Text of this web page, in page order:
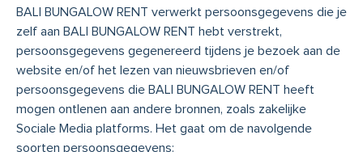
BALI BUNGALOW RENT verwerkt persoonsgegevens die je
zelf aan BALI BUNGALOW RENT hebt verstrekt,
persoonsgegevens gegenereerd tijdens je bezoek aan de
website en/of het lezen van nieuwsbrieven en/of
persoonsgegevens die BALI BUNGALOW RENT heeft
mogen ontlenen aan andere bronnen, zoals zakelijke
Sociale Media platforms. Het gaat om de navolgende
soorten persoonsgegevens: